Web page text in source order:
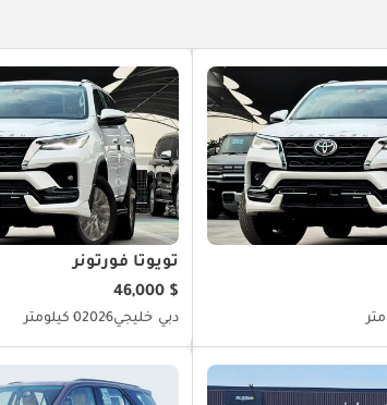
تويوتا فورتونر
$ 46,000
دبي خليجي20260 كيلومتر